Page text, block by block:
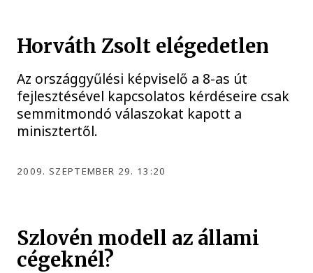
Horváth Zsolt elégedetlen
Az országgyűlési képviselő a 8-as út
fejlesztésével kapcsolatos kérdéseire csak
semmitmondó válaszokat kapott a
minisztertől.
2009. SZEPTEMBER 29. 13:20
Szlovén modell az állami
cégeknél?